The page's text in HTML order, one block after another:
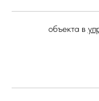
объекта в